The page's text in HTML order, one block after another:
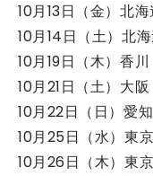
10月13日（金）北
10月14日（土）北
10月19日（木）香
10月21日（土）大
10月22日（日）愛
10月25日（水）東
10月26日（木）東